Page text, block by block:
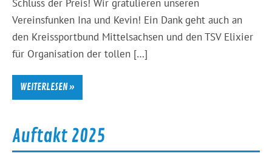
Schluss der Preis! Wir gratulieren unseren
Vereinsfunken Ina und Kevin! Ein Dank geht auch an
den Kreissportbund Mittelsachsen und den TSV Elixier
für Organisation der tollen […]
WEITERLESEN »
Auftakt 2025